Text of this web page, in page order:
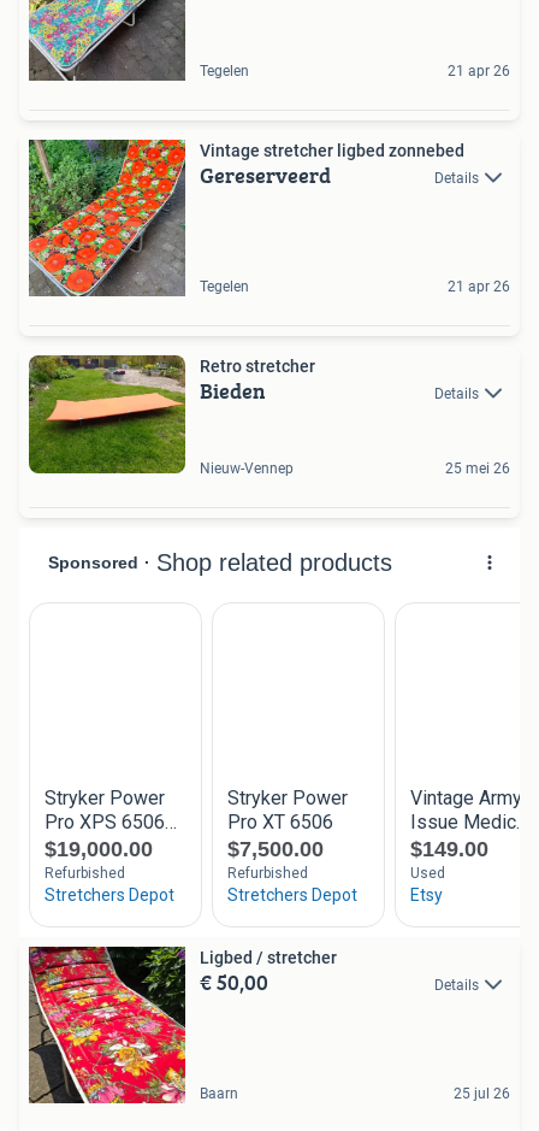
Tegelen 21 apr 26
Vintage stretcher ligbed zonnebed
Gereserveerd Details
Tegelen 21 apr 26
Retro stretcher
Bieden Details
Nieuw-Vennep 25 mei 26
Ligbed / stretcher
€ 50,00 Details
Baarn 25 jul 26